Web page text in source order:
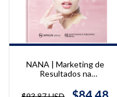
NANA | Marketing de
Resultados na
Marcia Nana